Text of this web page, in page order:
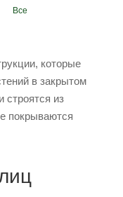
Все
которые
в закрытом
из
покрываются